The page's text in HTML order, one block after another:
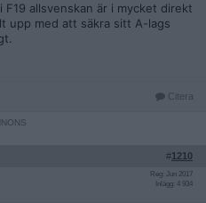
allsvenskan är i mycket direkt
upp med att säkra sitt A-lags
Citera
#1210
Reg: Jun 2017
Inlägg: 4 934